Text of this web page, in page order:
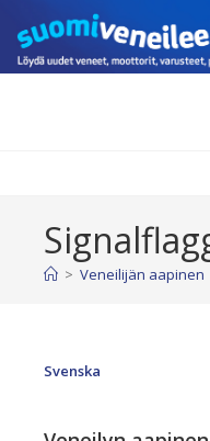
suoraan
sisältöön
> Veneilijän aapinen
Svenska